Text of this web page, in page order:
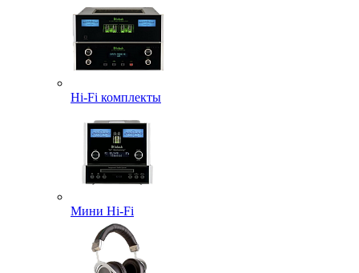
Hi-Fi комплекты
Мини Hi-Fi